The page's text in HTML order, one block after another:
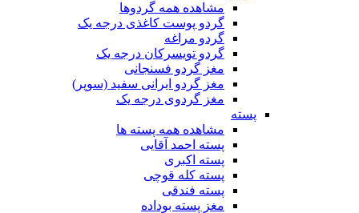
مشاهده همه گردوها
گردو پوست کاغذی درجه یک
گردو مراغه
گردو تویسرکان درجه یک
مغز گردو فسنجانی
مغز گردو ایرانی سفید (سوپر)
مغز گردوی درجه یک
پسته
مشاهده همه پسته ها
پسته احمد آقایی
پسته اکبری
پسته کله قوچی
پسته فندقی
مغز پسته بوداده